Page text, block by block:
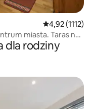
Średnia ocena:
4,92 (1112)
miasta. Taras na
dla rodziny